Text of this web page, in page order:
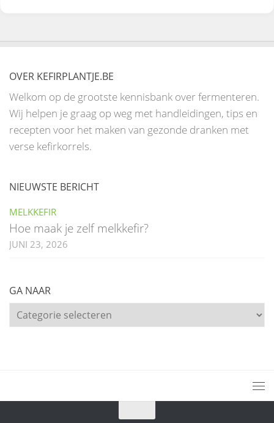
OVER KEFIRPLANTJE.BE
Welkom op de grootste kennisbank over fermenteren.
Wij helpen je graag op weg met handleidingen, tips en
recepten voor het maken van gezonde dranken met
verse kefirkorrels.
NIEUWSTE BERICHT
MELKKEFIR
Hoe maak je zelf melkkefir?
JUNI 23, 2026
GA NAAR
Ga
naar